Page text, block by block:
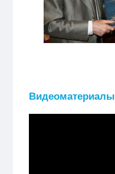
Видеоматериалы